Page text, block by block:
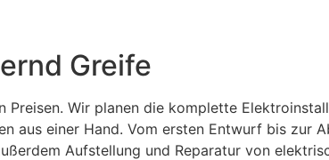
Greife
Wir planen die komplette
aus einer Hand. Vom ersten Entwurf bis zur
Aufstellung und Reparatur von